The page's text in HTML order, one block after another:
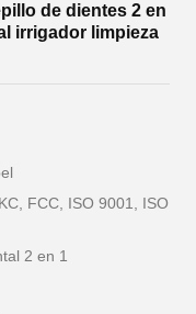
de dientes 2 en
irrigador limpieza
FCC, ISO 9001, ISO
2 en 1